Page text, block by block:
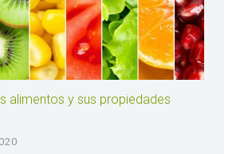
alimentos y sus propiedades